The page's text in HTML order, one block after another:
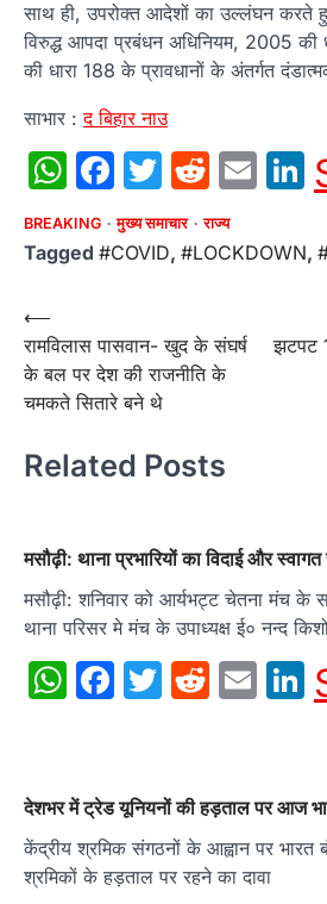
साथ ही, उपरोक्त आदेशों का उल्लंघन करते
विरुद्ध आपदा प्रबंधन अधिनियम, 2005 की
की धारा 188 के प्रावधानों के अंतर्गत
साभार :द बिहार नाउ
WhatsApp
Facebook
Twitter
Reddit
BREAKING मुख्य समाचार राज्य
Tagged #COVID, #LOCKDOWN,
Post
navigation
⟵
रामविलास पासवान- खुद के संघर्ष
के बल पर देश की राजनीति के
चमकते सितारे बने थे
झटपट
Related Posts
मसौढ़ी: थाना प्रभारियों का विदाई और
मसौढ़ी: शनिवार को आर्यभट्ट चेतना मंच के
थाना परिसर मे मंच के उपाध्यक्ष ई० नन्द
WhatsApp
Facebook
Twitter
Reddit
देशभर में ट्रेड यूनियनों की हड़ताल पर आज
केंद्रीय श्रमिक संगठनों के आह्वान पर
श्रमिकों के हड़ताल पर रहने का दावा